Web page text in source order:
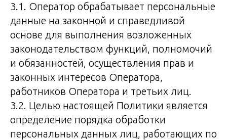
3.1. Оператор обрабатывает персональные
данные на законной и справедливой
основе для выполнения возложенных
законодательством функций, полномочий
и обязанностей, осуществления прав и
законных интересов Оператора,
работников Оператора и третьих лиц.
3.2. Целью настоящей Политики является
определение порядка обработки
персональных данных лиц, работающих по